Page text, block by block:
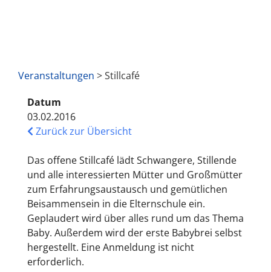
Veranstaltungen > Stillcafé
Datum
03.02.2016
Zurück zur Übersicht
Das offene Stillcafé lädt Schwangere, Stillende
und alle interessierten Mütter und Großmütter
zum Erfahrungsaustausch und gemütlichen
Beisammensein in die Elternschule ein.
Geplaudert wird über alles rund um das Thema
Baby. Außerdem wird der erste Babybrei selbst
hergestellt. Eine Anmeldung ist nicht
erforderlich.